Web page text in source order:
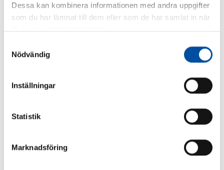
Dessa kan kombinera informationen med andra uppgifter
som du har lämnat till dem eller som de har samlat in när
du har använt deras tjänster.
Nödvändig
Inställningar
Statistik
Marknadsföring
ALLA NYHETER
Så blir liten fjärrkyla lönsam – svensk modell väcker
2026-06-22